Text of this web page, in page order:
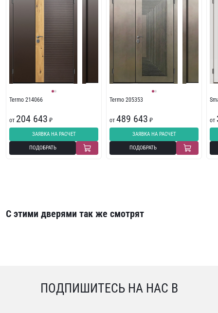
Termo 214066
от 204 643 ₽
ЗАЯВКА НА РАСЧЕТ
ПОДОБРАТЬ
Termo 205353
от489 643 ₽
ЗАЯВКА НА РАСЧЕТ
ПОДОБРАТЬ
от
С этими дверями так же смотрят
ПОДПИШИТЕСЬ НА НАС В